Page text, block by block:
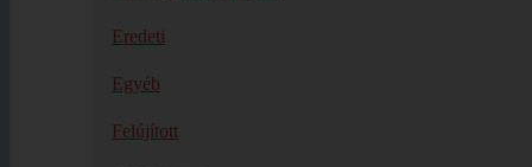
Eredeti
Egyéb
Felújított